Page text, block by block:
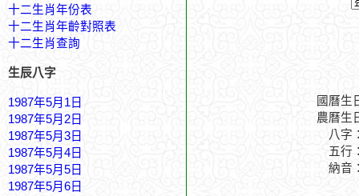
十二生肖年份表
十二生肖年齡對照表
十二生肖查詢
生辰八字
1987年5月1日
1987年5月2日
1987年5月3日
1987年5月4日
1987年5月5日
1987年5月6日
國曆生
農曆生
八字
五行
納音